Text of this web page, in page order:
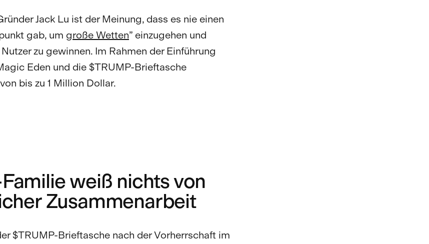
Jack Lu ist der Meinung, dass es nie einen
gab, um große Wetten” einzugehen und
zu gewinnen. Im Rahmen der Einführung
Eden und die $TRUMP-Brieftasche
bis zu 1 Million Dollar.
weiß nichts von
Zusammenarbeit
$TRUMP-Brieftasche nach der Vorherrschaft im